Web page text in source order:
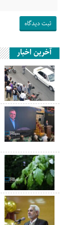
آخرین اخبار